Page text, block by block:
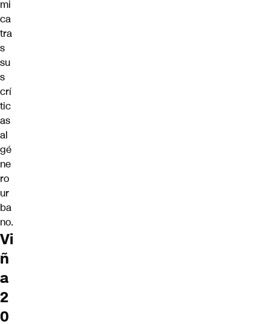
mi
ca
tra
s
su
s
crí
tic
as
al
gé
ne
ro
ur
ba
no.
Vi
ñ
a
2
0